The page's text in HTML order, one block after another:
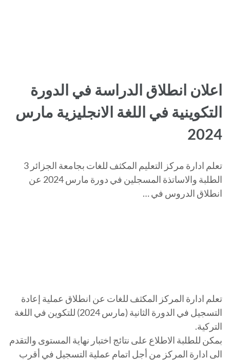
اعلان انطلاق الدراسة في الدورة
التكوينية في اللغة الانجليزية مارس
2024
تعلم ادارة مركز التعليم المكثف للغات بجامعة الجزائر 3
الطلبة والاساتذة المسجلين في دورة مارس 2024 عن
انطلاق الدروس في …
تعلم ادارة المركز المكثف للغات عن انطلاق عملية إعادة
التسجيل في الدورة الثانية (مارس 2024) للتكوين في اللغة
التركية.
بمكن للطلبة الاطلاع على نتائج اختبار نهاية المستوى والتقدم
الى ادارة المركز من أجل اتمام عملية التسجيل في أقرب